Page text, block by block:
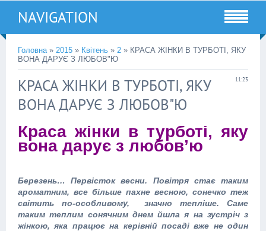
NAVIGATION
Головна» 2015 » Квітень » 2 » КРАСА ЖІНКИ В ТУРБОТІ, ЯКУ
ВОНА ДАРУЄ З ЛЮБОВ"Ю
11:23
КРАСА ЖІНКИ В ТУРБОТІ, ЯКУ
ВОНА ДАРУЄ З ЛЮБОВ"Ю
Краса жінки в турботі, яку
вона дарує з любов’ю
Березень… Первісток весни. Повітря стає таким
ароматним, все більше пахне весною, сонечко теж
світить по-особливому, значно тепліше. Саме
таким теплим сонячним днем йшла я на зустріч з
жінкою, яка працює на керівній посаді вже не один